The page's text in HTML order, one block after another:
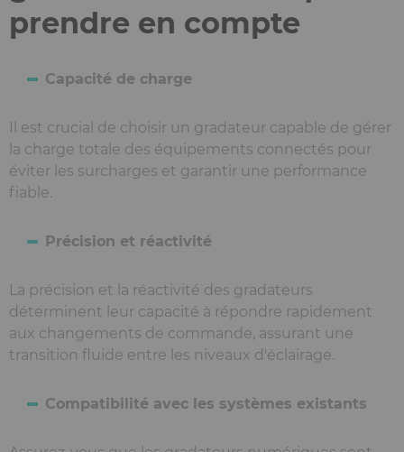
prendre en compte
Capacité de charge
Il est crucial de choisir un gradateur capable de gérer
la charge totale des équipements connectés pour
éviter les surcharges et garantir une performance
fiable.
Précision et réactivité
La précision et la réactivité des gradateurs
déterminent leur capacité à répondre rapidement
aux changements de commande, assurant une
transition fluide entre les niveaux d'éclairage.
Compatibilité avec les systèmes existants